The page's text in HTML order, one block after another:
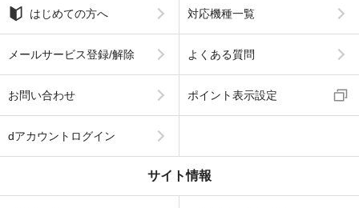
はじめての方へ 対応機種一覧
メールサービス登録/解除 よくある質問
お問い合わせ ポイント表示設定
dアカウントログイン
サイト情報